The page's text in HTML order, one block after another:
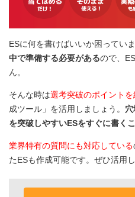
ESに何を書けばいいか困ってい
中で準備する必要があるので、
ん。
そんな時は選考突破のポイント
成ツール」を活用しましょう。
を突破しやすいESをすぐに書く
業界特有の質問にも対応している
たESも作成可能です。ぜひ活用